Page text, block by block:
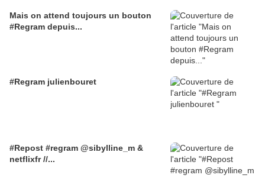
Mais on attend toujours un bouton
#Regram depuis...
#Regram julienbouret
#Repost #regram @sibylline_m &
netflixfr //...